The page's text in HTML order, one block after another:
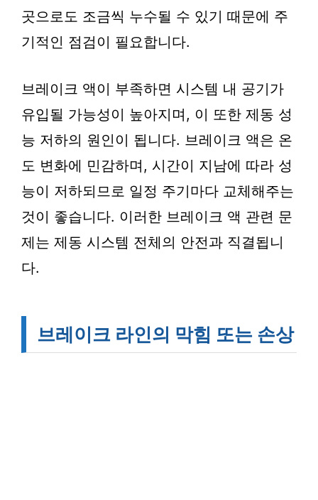
곳으로도 조금씩 누수될 수 있기 때문에 주
기적인 점검이 필요합니다.
브레이크 액이 부족하면 시스템 내 공기가
유입될 가능성이 높아지며, 이 또한 제동 성
능 저하의 원인이 됩니다. 브레이크 액은 온
도 변화에 민감하며, 시간이 지남에 따라 성
능이 저하되므로 일정 주기마다 교체해주는
것이 좋습니다. 이러한 브레이크 액 관련 문
제는 제동 시스템 전체의 안전과 직결됩니
다.
브레이크 라인의 막힘 또는 손상